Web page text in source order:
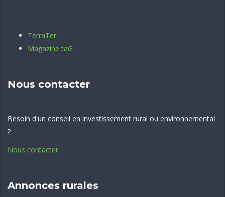
TerraTer
Magazine taG
Nous contacter
Besoin d'un conseil en investissement rural ou environnemental
?
Nous contacter
Annonces rurales